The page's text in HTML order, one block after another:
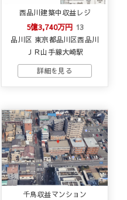
西品川建築中収益レジ
5億3,740万円 13
品川区 東京都品川区西品川
ＪＲ山手線大崎駅
千鳥収益マンション